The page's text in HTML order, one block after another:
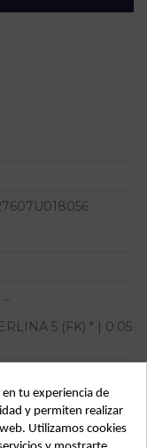
5 (FK) * | 0.05
tu experiencia de
y permiten realizar
Utilizamos cookies